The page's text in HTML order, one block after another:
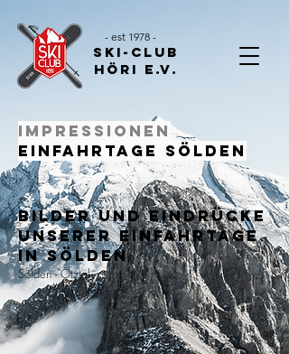
Ski-Club
Höri E.V.
- est 1978 -
Impressionen
Einfahrtage Sölden
Bilder und Eindrücke
unserer Einfahrtage
in sölden
Sölden - Ötztal